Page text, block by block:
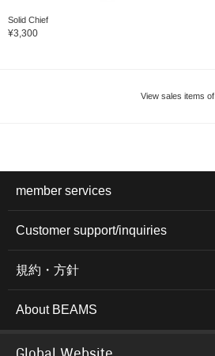
Solid Chief
¥3,300
View sales items of
member services
Customer support/inquiries
規約・方針
About BEAMS